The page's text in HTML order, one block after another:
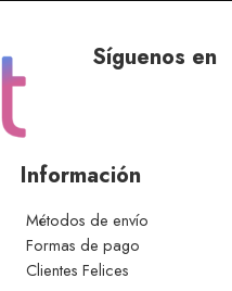
Síguenos en
Información
Métodos de envío
Formas de pago
Clientes Felices